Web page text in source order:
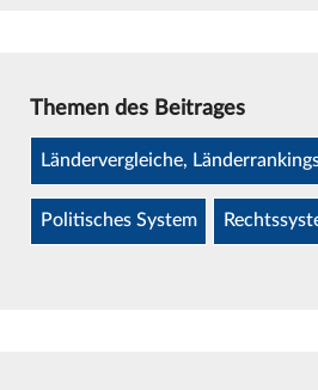
Themen des Beitrages
Ländervergleiche,
Politisches System